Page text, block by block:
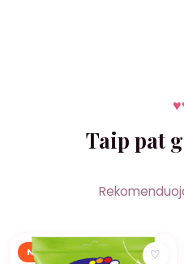
♥
Taip pat
NUOLAIDA ♡